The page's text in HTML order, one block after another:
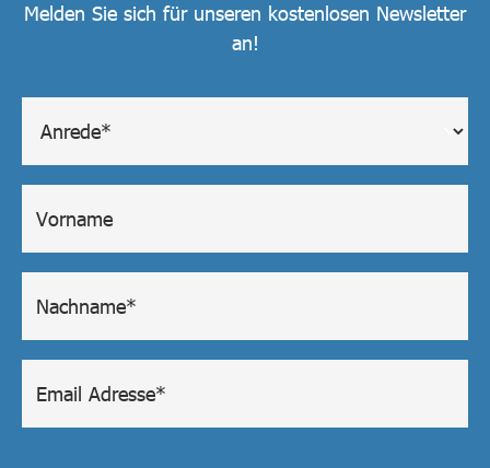
Melden Sie sich für unseren kostenlosen Newsletter
an!